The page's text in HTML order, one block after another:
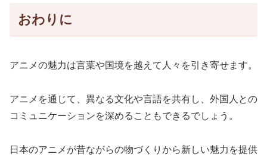
おわりに
アニメの魅力は言葉や国境を越えて人々を引き寄せます。
アニメを通じて、異なる文化や言語を共有し、外国人との
コミュニケーションを深めることもできるでしょう。
日本のアニメが昔ながらの物づくりから新しい魅力を提供